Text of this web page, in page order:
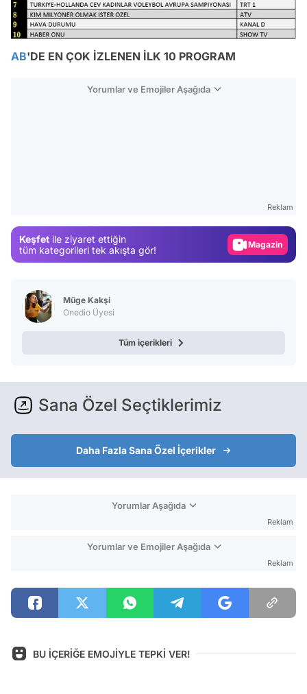
AB'DE EN ÇOK İZLENEN İLK 10 PROGRAM
Yorumlar ve Emojiler Aşağıda
Reklam
Keşfet ile ziyaret ettiğin
tüm kategorileri tek akışta gör!
Magazin
Müge Kakşi
Onedio Üyesi
Tüm içerikleri
Sana Özel Seçtiklerimiz
Daha Fazla Sana Özel İçerikler
Yorumlar Aşağıda
Reklam
Yorumlar ve Emojiler Aşağıda
Reklam
BU İÇERİĞE EMOJİYLE TEPKİ VER!